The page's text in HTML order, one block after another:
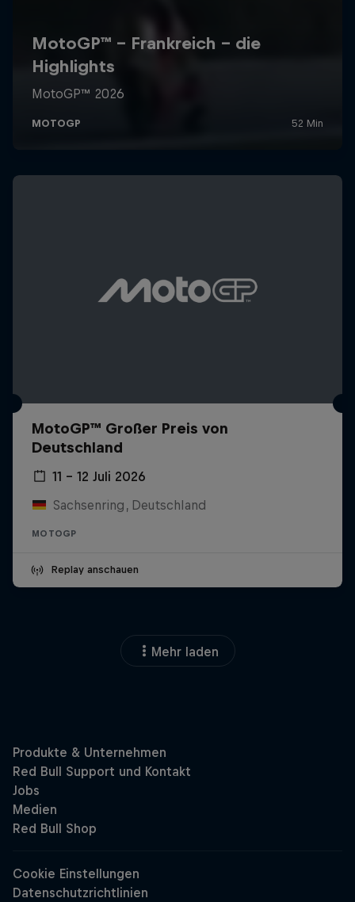
MotoGP™ Großer Preis von
Deutschland
11 – 12 Juli 2026
Sachsenring, Deutschland
MOTOGP
Replay anschauen
Mehr laden